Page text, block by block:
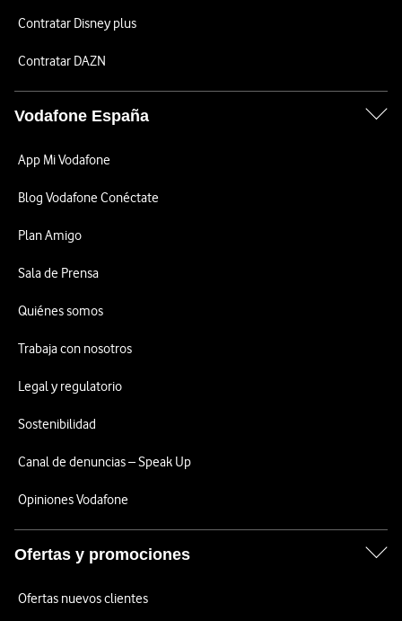
Contratar Disney plus
Contratar DAZN
Vodafone España
App Mi Vodafone
Blog Vodafone Conéctate
Plan Amigo
Sala de Prensa
Quiénes somos
Trabaja con nosotros
Legal y regulatorio
Sostenibilidad
Canal de denuncias – Speak Up
Opiniones Vodafone
Ofertas y promociones
Ofertas nuevos clientes